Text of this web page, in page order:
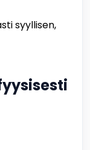
syyllisen,